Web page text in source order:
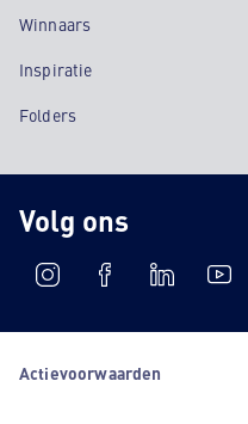
Winnaars
Inspiratie
Folders
Volg ons
Actievoorwaarden